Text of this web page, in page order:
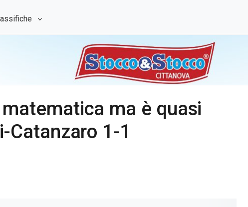
ma è quasi
Catanzaro 1-1